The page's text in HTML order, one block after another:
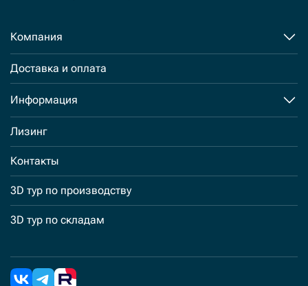
Компания
Доставка и оплата
Информация
Лизинг
Контакты
3D тур по производству
3D тур по складам